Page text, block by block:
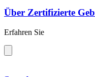
Über Zertifizierte
Erfahren Sie